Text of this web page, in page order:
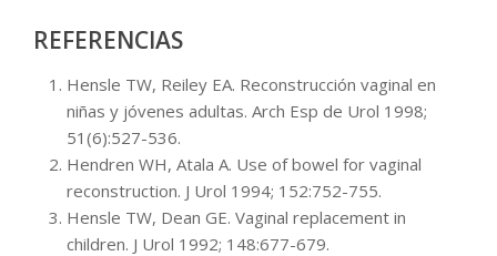
REFERENCIAS
Hensle TW, Reiley EA. Reconstrucción vaginal en
niñas y jóvenes adultas. Arch Esp de Urol 1998;
51(6):527-536.
Hendren WH, Atala A. Use of bowel for vaginal
reconstruction. J Urol 1994; 152:752-755.
Hensle TW, Dean GE. Vaginal replacement in
children. J Urol 1992; 148:677-679.